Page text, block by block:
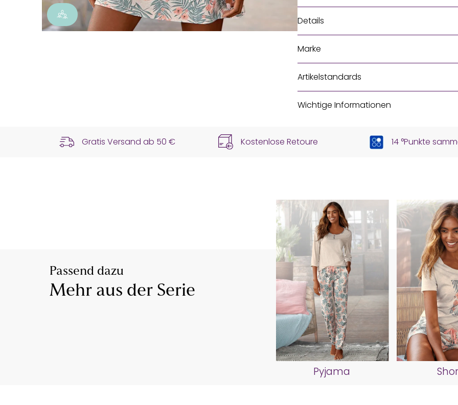
Details
Marke
Artikelstandards
Wichtige Informationen
Gratis Versand ab 50 € Kostenlose Retoure 14 °Punkte
Passend dazu
Mehr aus der Serie
Pyjama